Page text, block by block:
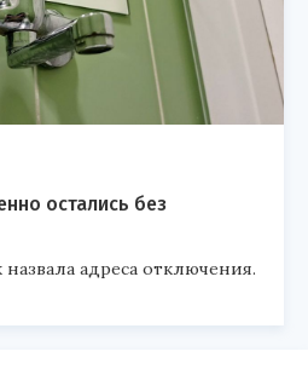
остались без
адреса отключения.